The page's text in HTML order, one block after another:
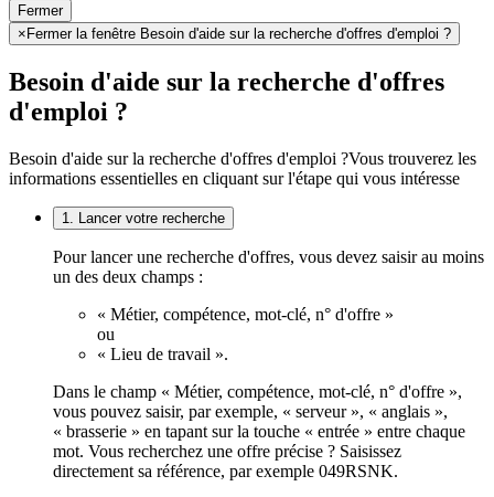
Fermer
× Fermer la fenêtre Besoin d'aide sur la recherche d'offres d'emploi ?
Besoin d'aide sur la recherche d'offres
d'emploi ?
Besoin d'aide sur la recherche d'offres d'emploi ?Vous trouverez les
informations essentielles en cliquant sur l'étape qui vous intéresse
1. Lancer votre recherche
Pour lancer une recherche d'offres, vous devez saisir au moins
un des deux champs :
« Métier, compétence, mot-clé, n° d'offre »
ou
« Lieu de travail ».
Dans le champ « Métier, compétence, mot-clé, n° d'offre »,
vous pouvez saisir, par exemple, « serveur », « anglais »,
« brasserie » en tapant sur la touche « entrée » entre chaque
mot. Vous recherchez une offre précise ? Saisissez
directement sa référence, par exemple 049RSNK.